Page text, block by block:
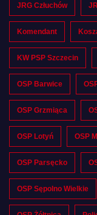
JRG Człuchów
Komendant
KW PSP Szczecin
OSP Barwice
OSP Grzmiąca
OSP Lotyń OSP
OSP Parsęcko
OSP Sępolno Wielkie